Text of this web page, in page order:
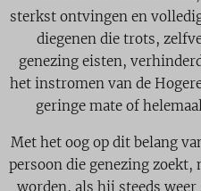
sterkst ontvingen en
diegenen die trots,
genezing eisten,
het instromen van de
geringe mate of
Met het oog op dit belang
persoon die genezing zoekt,
worden, als hij steeds